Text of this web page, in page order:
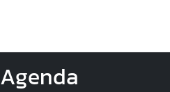
Agenda